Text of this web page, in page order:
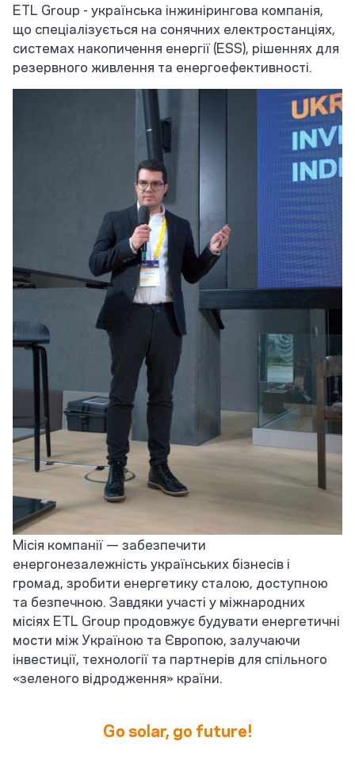
ETL Group - українська інжинірингова компанія,
що спеціалізується на сонячних електростанціях,
системах накопичення енергії (ESS), рішеннях для
резервного живлення та енергоефективності.
Місія компанії — забезпечити
енергонезалежність українських бізнесів і
громад, зробити енергетику сталою, доступною
та безпечною. Завдяки участі у міжнародних
місіях ETL Group продовжує будувати енергетичні
мости між Україною та Європою, залучаючи
інвестиції, технології та партнерів для спільного
«зеленого відродження» країни.
Go solar, go future!